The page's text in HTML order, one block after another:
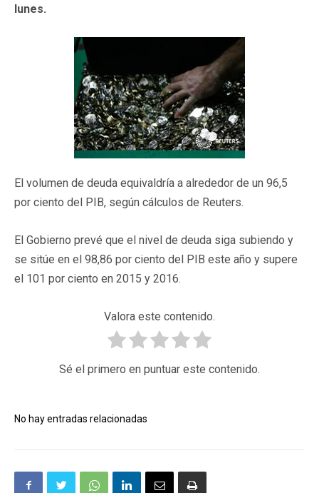
lunes.
El volumen de deuda equivaldría a alrededor de un 96,5
por ciento del PIB, según cálculos de Reuters.
El Gobierno prevé que el nivel de deuda siga subiendo y
se sitúe en el 98,86 por ciento del PIB este año y supere
el 101 por ciento en 2015 y 2016.
Valora este contenido.
Sé el primero en puntuar este contenido.
No hay entradas relacionadas